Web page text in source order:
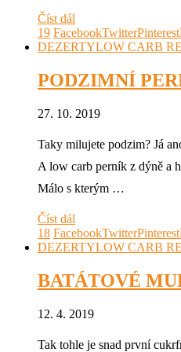
Číst dál
19 FacebookTwitterPinterest
DEZERTYLOW CARB
PODZIMNÍ
27. 10. 2019
Taky milujete podzim? Já
A low carb perník z dýně a
Málo s kterým …
Číst dál
18 FacebookTwitterPinterest
DEZERTYLOW CARB
BATÁTOVÉ
12. 4. 2019
Tak tohle je snad první